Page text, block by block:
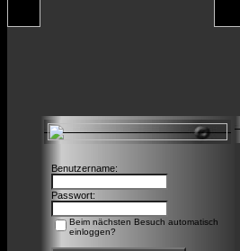
Benutzername:
Passwort:
Beim nächsten Besuch automatisch
einloggen?